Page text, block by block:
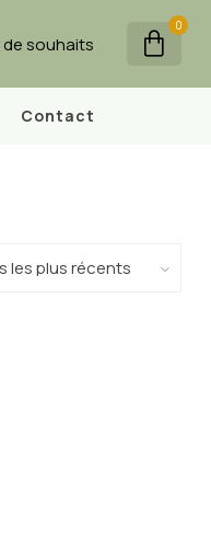
de souhaits
0
Contact